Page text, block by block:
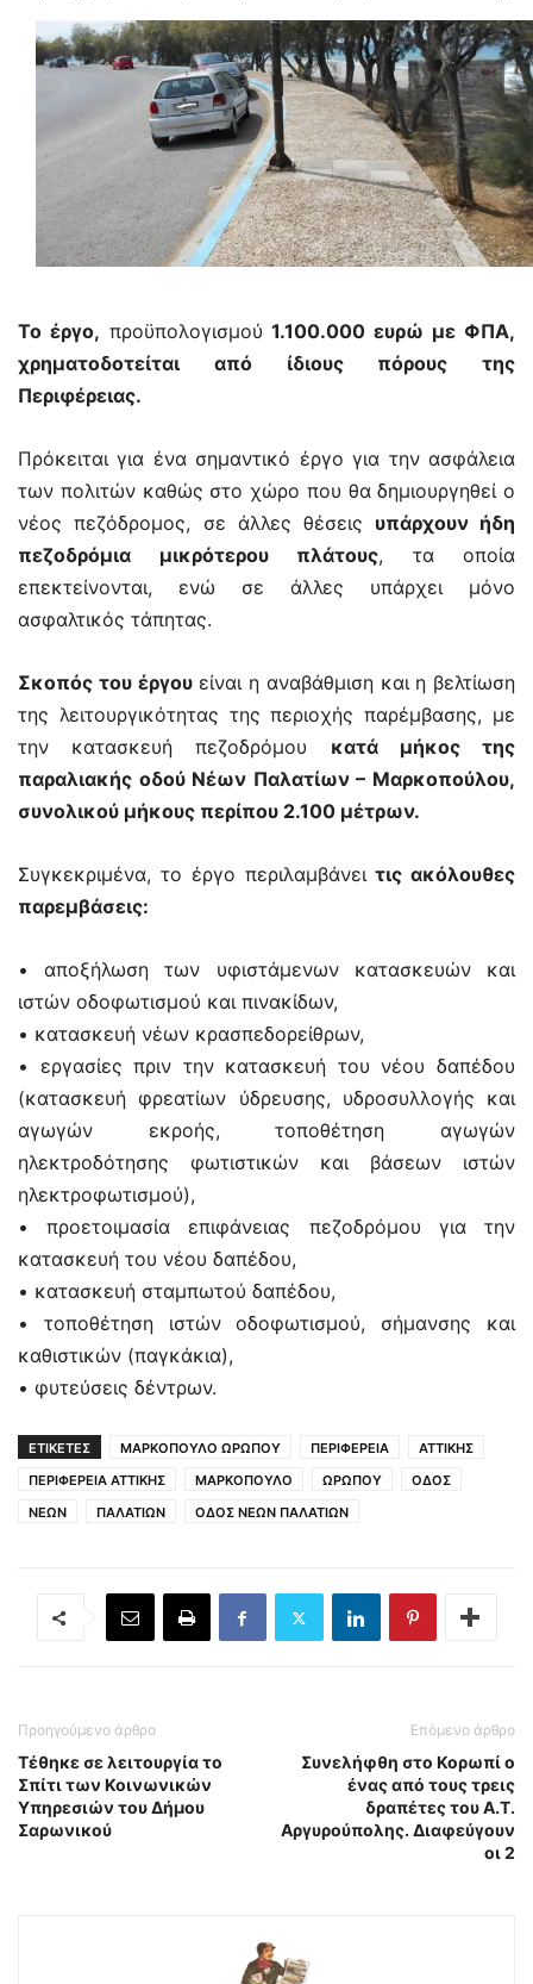
Το έργο, προϋπολογισμού 1.100.000 ευρώ με ΦΠΑ,
χρηματοδοτείται από ίδιους πόρους της
Περιφέρειας.
Πρόκειται για ένα σημαντικό έργο για την ασφάλεια
των πολιτών καθώς στο χώρο που θα δημιουργηθεί ο
νέος πεζόδρομος, σε άλλες θέσεις υπάρχουν ήδη
πεζοδρόμια μικρότερου πλάτους, τα οποία
επεκτείνονται, ενώ σε άλλες υπάρχει μόνο
ασφαλτικός τάπητας.
Σκοπός του έργουείναι η αναβάθμιση και η βελτίωση
της λειτουργικότητας της περιοχής παρέμβασης, με
την κατασκευή πεζοδρόμου κατά μήκος της
παραλιακής οδού Νέων Παλατίων – Μαρκοπούλου,
συνολικού μήκους περίπου 2.100 μέτρων.
Συγκεκριμένα, το έργο περιλαμβάνειτις ακόλουθες
παρεμβάσεις:
• αποξήλωση των υφιστάμενων κατασκευών και
ιστών οδοφωτισμού και πινακίδων,
• κατασκευή νέων κρασπεδορείθρων,
• εργασίες πριν την κατασκευή του νέου δαπέδου
(κατασκευή φρεατίων ύδρευσης, υδροσυλλογής και
αγωγών εκροής, τοποθέτηση αγωγών
ηλεκτροδότησης φωτιστικών και βάσεων ιστών
ηλεκτροφωτισμού),
• προετοιμασία επιφάνειας πεζοδρόμου για την
κατασκευή του νέου δαπέδου,
• κατασκευή σταμπωτού δαπέδου,
• τοποθέτηση ιστών οδοφωτισμού, σήμανσης και
καθιστικών (παγκάκια),
• φυτεύσεις δέντρων.
ΕΤΙΚΕΤΕΣ ΜΑΡΚΟΠΟΥΛΟ ΩΡΩΠΟΥ ΠΕΡΙΦΕΡΕΙΑ
ΑΤΤΙΚΗΣ
ΠΕΡΙΦΕΡΕΙΑ ΑΤΤΙΚΗΣ
ΜΑΡΚΟΠΟΥΛΟ ΩΡΩΠΟΥ
ΟΔΟΣ
ΝΕΩΝ
ΠΑΛΑΤΙΩΝ ΟΔΟΣ ΝΕΩΝ ΠΑΛΑΤΙΩΝ
Προηγούμενο άρθρο
Τέθηκε σε λειτουργία το
Σπίτι των Κοινωνικών
Υπηρεσιών του Δήμου
Σαρωνικού
Επόμενο άρθρο
Συνελήφθη στο Κορωπί ο
ένας από τους τρεις
δραπέτες του Α.Τ.
Αργυρούπολης. Διαφεύγουν
οι 2